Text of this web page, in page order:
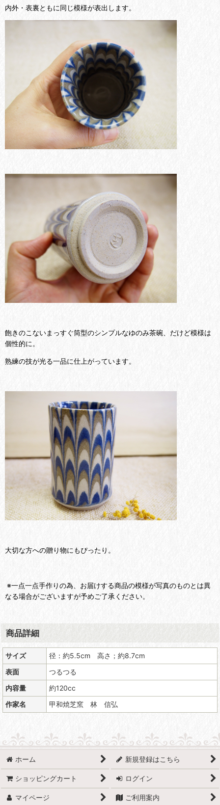
内外・表裏ともに同じ模様が表出します。
飽きのこないまっすぐ筒型のシンプルなゆのみ茶碗、だけど模様は
個性的に。
熟練の技が光る一品に仕上がっています。
大切な方への贈り物にもぴったり。
※一点一点手作りの為、お届けする商品の模様が写真のものとは異
なる場合がございますが予めご了承ください。
商品詳細
サイズ
径：約5.5cm 高さ；約8.7cm
表面
つるつる
内容量
約120cc
作家名
甲和焼芝窯 林 信弘
ホーム 新規登録はこちら
ショッピングカート ログイン
マイページ ご利用案内